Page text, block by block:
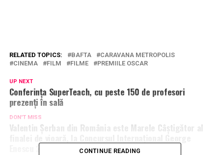
RELATED TOPICS: BAFTA
CARAVANA METROPOLIS
CINEMA
FILM FILME PREMIILE OSCAR
UP NEXT
Conferința SuperTeach, cu peste 150 de profesori
prezenți în sală
DON'T MISS
Valentin Șerban din România este Marele Câștigător al
Enescu 2020/2021
CONTINUE READING